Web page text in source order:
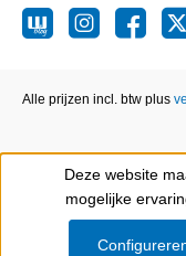
Alle prijzen incl. btw plus
Show toolbar
Deze website
mogelijke